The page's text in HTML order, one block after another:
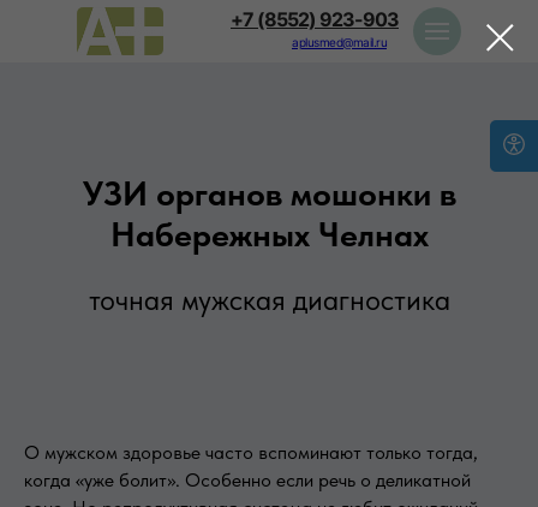
+7 (8552) 923-903
aplusmed@mail.ru
УЗИ органов мошонки в
Набережных Челнах
точная мужская диагностика
О мужском здоровье часто вспоминают только тогда,
когда «уже болит». Особенно если речь о деликатной